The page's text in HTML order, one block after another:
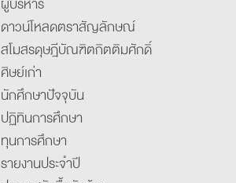
ดาวน์โหลดตราสัญลักษณ์
สโมสรดุษฎีบัณฑิตกิตติมศักดิ์
ศิษย์เก่า
นักศึกษาปัจจุบัน
ปฏิทินการศึกษา
ทุนการศึกษา
รายงานประจำปี